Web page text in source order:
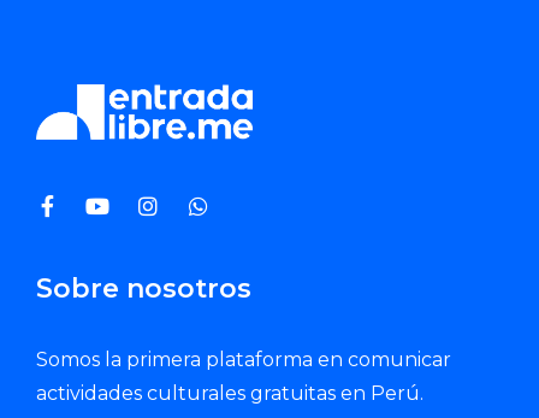
Sobre nosotros
Somos la primera plataforma en comunicar
actividades culturales gratuitas en Perú.